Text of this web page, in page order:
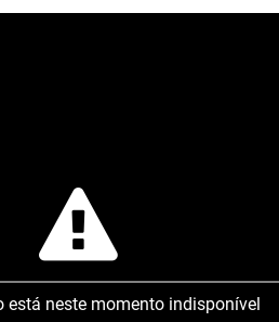
está neste momento indisponível